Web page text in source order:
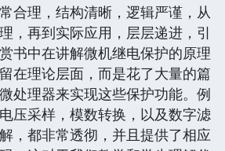
合理，结构清晰，逻辑严谨，从
，再到实际应用，层层递进，引
书中在讲解微机继电保护的原理
在理论层面，而是花了大量的篇
处理器来实现这些保护功能。例
压采样，模数转换，以及数字滤
，都非常透彻，并且提供了相应